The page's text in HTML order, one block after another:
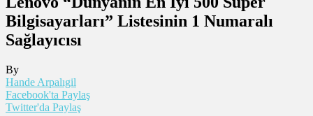
Bilgisayarları” Listesinin 1 Numaralı
Sağlayıcısı
By
Hande Arpalıgil
Facebook'ta Paylaş
Twitter'da Paylaş